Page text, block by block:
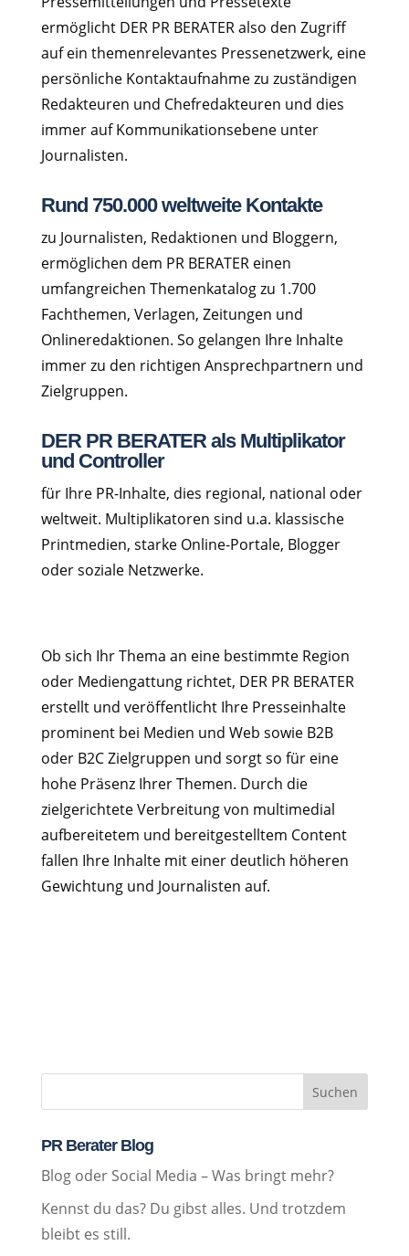
ermöglicht DER PR BERATER also den Zugriff
auf ein themenrelevantes Pressenetzwerk, eine
persönliche Kontaktaufnahme zu zuständigen
Redakteuren und Chefredakteuren und dies
immer auf Kommunikationsebene unter
Journalisten.
Rund 750.000 weltweite Kontakte
zu Journalisten, Redaktionen und Bloggern,
ermöglichen dem PR BERATER einen
umfangreichen Themenkatalog zu 1.700
Fachthemen, Verlagen, Zeitungen und
Onlineredaktionen. So gelangen Ihre Inhalte
immer zu den richtigen Ansprechpartnern und
Zielgruppen.
DER PR BERATER als Multiplikator
und Controller
für Ihre PR-Inhalte, dies regional, national oder
weltweit. Multiplikatoren sind u.a. klassische
Printmedien, starke Online-Portale, Blogger
oder soziale Netzwerke.
Ob sich Ihr Thema an eine bestimmte Region
oder Mediengattung richtet, DER PR BERATER
erstellt und veröffentlicht Ihre Presseinhalte
prominent bei Medien und Web sowie B2B
oder B2C Zielgruppen und sorgt so für eine
hohe Präsenz Ihrer Themen. Durch die
zielgerichtete Verbreitung von multimedial
aufbereitetem und bereitgestelltem Content
fallen Ihre Inhalte mit einer deutlich höheren
Gewichtung und Journalisten auf.
Suchen
PR Berater Blog
Blog oder Social Media – Was bringt mehr?
Kennst du das? Du gibst alles. Und trotzdem
bleibt es still.